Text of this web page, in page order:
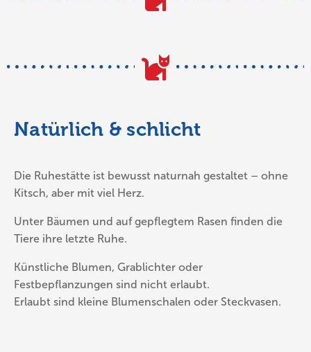
Natürlich & schlicht
Die Ruhestätte ist bewusst naturnah gestaltet – ohne
Kitsch, aber mit viel Herz.
Unter Bäumen und auf gepflegtem Rasen finden die
Tiere ihre letzte Ruhe.
Künstliche Blumen, Grablichter oder
Festbepflanzungen sind nicht erlaubt.
Erlaubt sind kleine Blumenschalen oder Steckvasen.